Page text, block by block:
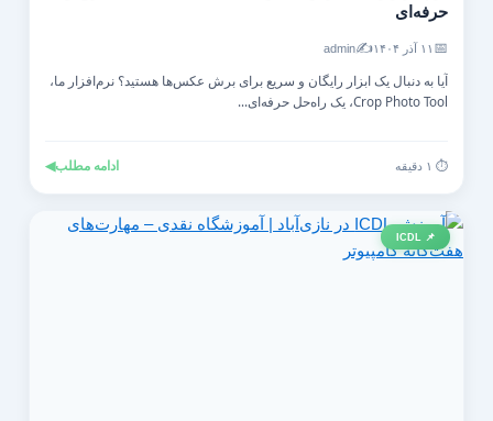
حرفه‌ای
۱۱ آذر ۱۴۰۴ ✍️
admin
آیا به دنبال یک ابزار رایگان و سریع برای برش عکس‌ها هستید؟ نرم‌افزار ما،
Crop Photo Tool، یک راه‌حل حرفه‌ای...
ادامه مطلب◀
📌 ICDL